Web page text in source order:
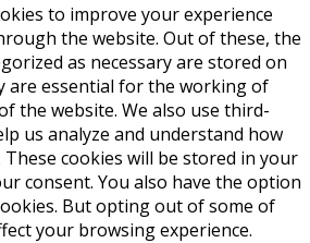
to improve your experience
the website. Out of these, the
as necessary are stored on
are essential for the working of
the website. We also use third-
us analyze and understand how
cookies will be stored in your
consent. You also have the option
But opting out of some of
your browsing experience.